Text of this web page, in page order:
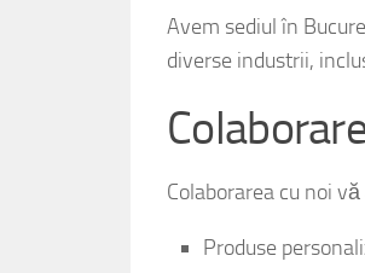
diverse industrii,
Control total